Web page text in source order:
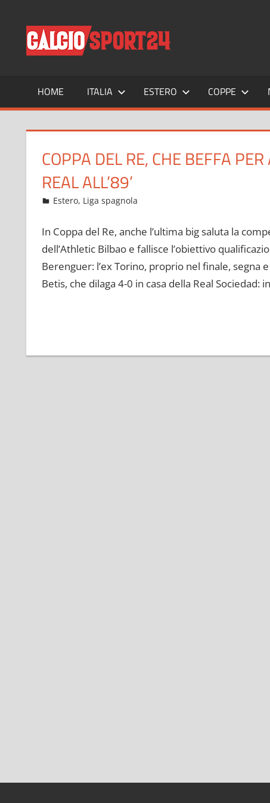
contenuto
Tutto
sul
mondo
calcio
e
HOME ITALIA ESTERO COPPE
COPPA DEL RE, CHE BEFFA
REAL ALL’89’
Febbraio 4, 2022
admin
Estero, Liga spagnola
In Coppa del Re, anche l’ultima big saluta la
dell’Athletic Bilbao e fallisce l’obiettivo
Berenguer: l’ex Torino, proprio nel finale, segna
Betis, che dilaga 4-0 in casa della Real Sociedad: